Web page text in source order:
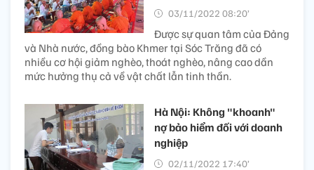
03/11/2022 08:20’
Được sự quan tâm của Đảng
và Nhà nước, đồng bào Khmer tại Sóc Trăng đã có
nhiều cơ hội giảm nghèo, thoát nghèo, nâng cao dần
mức hưởng thụ cả về vật chất lẫn tinh thần.
Hà Nội: Không "khoanh"
nợ bảo hiểm đối với doanh
nghiệp
02/11/2022 17:40’